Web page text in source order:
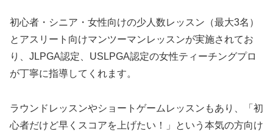
初心者・シニア・女性向けの少人数レッスン（最大3名）
とアスリート向けマンツーマンレッスンが実施されてお
り、JLPGA認定、USLPGA認定の女性ティーチングプロ
が丁寧に指導してくれます。
ラウンドレッスンやショートゲームレッスンもあり、
「初
心者だけど早くスコアを上げたい！」
という本気の方向け